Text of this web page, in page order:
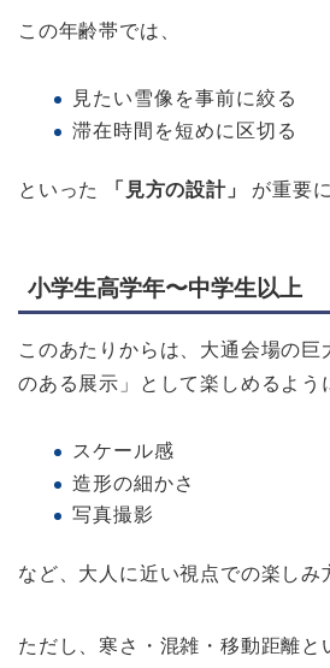
この年齢帯では、
見たい雪像を事前に絞る
滞在時間を短めに区切る
といった 「見方の設計」 が重要
小学生高学年〜中学生以上
このあたりからは、大通会場の巨
のある展示」として楽しめるよう
スケール感
造形の細かさ
写真撮影
など、大人に近い視点での楽しみ
ただし、寒さ・混雑・移動距離と